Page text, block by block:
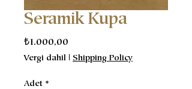
Seramik Kupa
₺1.000,00
Vergi dahil | Shipping Policy
Adet *